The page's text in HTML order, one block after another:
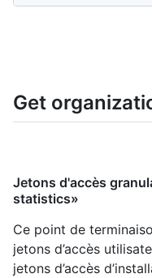
Get
Jetons d'accès
statistics»
Ce point de
jetons d’accès
jetons d’accès